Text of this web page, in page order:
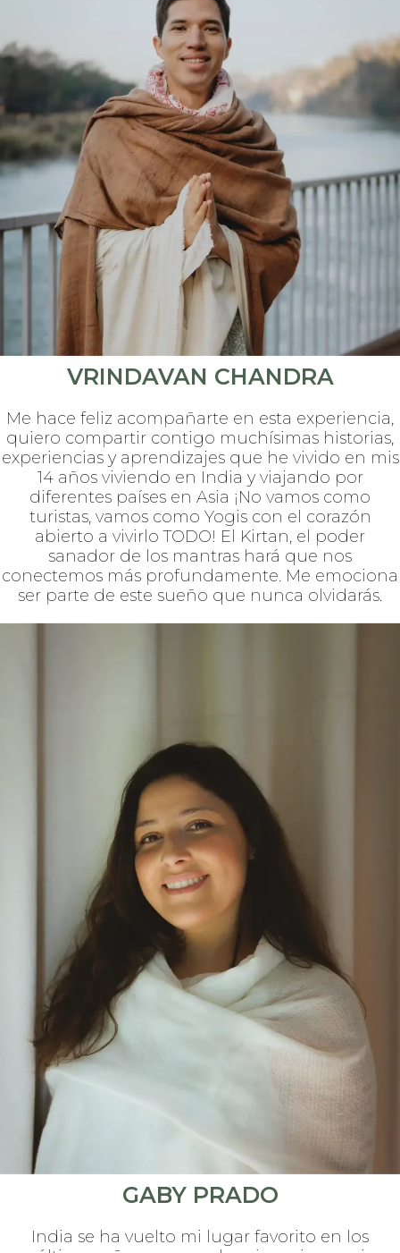
NUESTROS GUÍAS
VRINDAVAN CHANDRA
Me hace feliz acompañarte en esta experiencia,
quiero compartir contigo muchísimas historias,
experiencias y aprendizajes que he vivido en mis
14 años viviendo en India y viajando por
diferentes países en Asia ¡No vamos como
turistas, vamos como Yogis con el corazón
abierto a vivirlo TODO! El Kirtan, el poder